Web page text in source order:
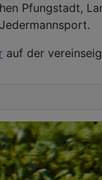
Pfungstadt,
auf der